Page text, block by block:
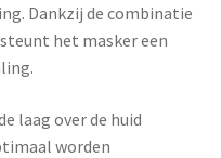
Dankzij de combinatie
het masker een
laag over de huid
worden